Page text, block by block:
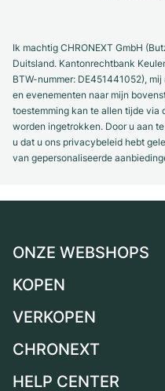
Ik machtig CHRONEXT GmbH
Duitsland. Kantonrechtbank
BTW-nummer: DE451441052),
en evenementen naar mijn
toestemming kan te allen tijde via
worden ingetrokken. Door u aan
u dat u ons privacybeleid hebt
van gepersonaliseerde
ONZE WEBSHOPS
Duitsland
Zwitserland
Frankrijk
KOPEN
Alle luxe horloges
Independent Brands
VERKOPEN
Horloge verkopen
CHRONEXT
Over ons
HELP CENTER